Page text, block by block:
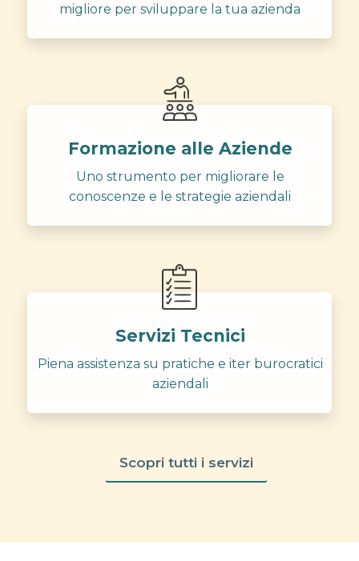
migliore per sviluppare la tua azienda
Formazione alle Aziende
Uno strumento per migliorare le
conoscenze e le strategie aziendali
Servizi Tecnici
Piena assistenza su pratiche e iter burocratici
aziendali
Scopri tutti i servizi